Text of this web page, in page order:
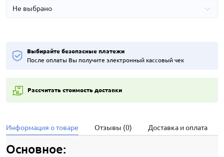
Выбирайте безопасные платежи
После оплаты Вы получите электронный кассовый чек
Рассчитать стоимость доставки
Информация о товаре Отзывы (0) Доставка и оплата
Основное: